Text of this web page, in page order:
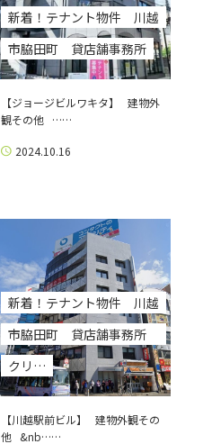
新着！テナント物件 川越
市脇田町 貸店舗事務所
【ジョージビルワキタ】 建物外
観その他 ……
2024.10.16
新着！テナント物件 川越
市脇田町 貸店舗事務所
クリ…
【川越駅前ビル】 建物外観その
他 &nb……